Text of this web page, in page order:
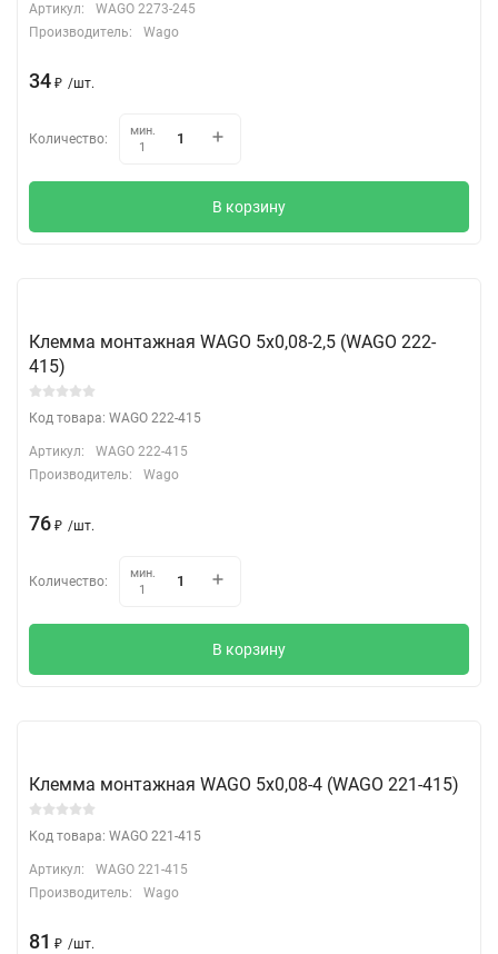
Артикул:
WAGO 2273-245
Производитель:
Wago
34 ₽ /шт.
Количество:
мин.
1
В корзину
Клемма монтажная WAGO 5х0,08-2,5 (WAGO 222-
415)
Код товара: WAGO 222-415
Артикул:
WAGO 222-415
Производитель:
Wago
76 ₽ /шт.
Количество:
мин.
1
В корзину
Клемма монтажная WAGO 5х0,08-4 (WAGO 221-415)
Код товара: WAGO 221-415
Артикул:
WAGO 221-415
Производитель:
Wago
81 ₽ /шт.